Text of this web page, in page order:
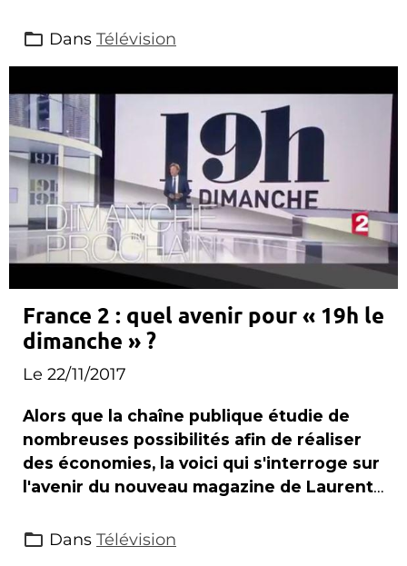
Dans Télévision
France 2 : quel avenir pour « 19h le
dimanche » ?
Le 22/11/2017
Alors que la chaîne publique étudie de
nombreuses possibilités afin de réaliser
des économies, la voici qui s'interroge sur
l'avenir du nouveau magazine de Laurent
Dans Télévision